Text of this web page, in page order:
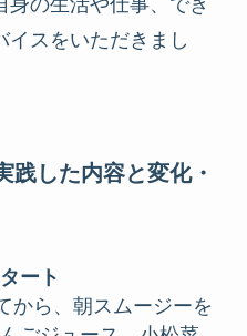
イスをいただきまし
践した内容と変化・
ート
から、朝スムージーを